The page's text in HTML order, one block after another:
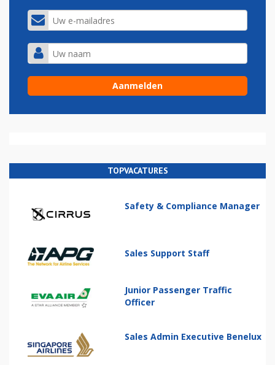
TOPVACATURES
Safety & Compliance Manager
Sales Support Staff
Junior Passenger Traffic
Officer
Sales Admin Executive Benelux